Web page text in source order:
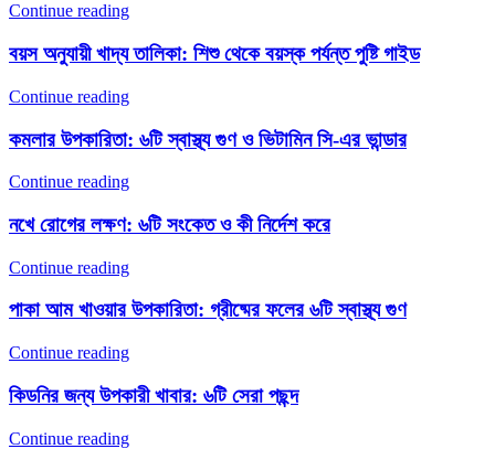
Continue reading
বয়স অনুযায়ী খাদ্য তালিকা: শিশু থেকে বয়স্ক পর্যন্ত পুষ্টি গাইড
Continue reading
কমলার উপকারিতা: ৬টি স্বাস্থ্য গুণ ও ভিটামিন সি-এর ভান্ডার
Continue reading
নখে রোগের লক্ষণ: ৬টি সংকেত ও কী নির্দেশ করে
Continue reading
পাকা আম খাওয়ার উপকারিতা: গ্রীষ্মের ফলের ৬টি স্বাস্থ্য গুণ
Continue reading
কিডনির জন্য উপকারী খাবার: ৬টি সেরা পছন্দ
Continue reading